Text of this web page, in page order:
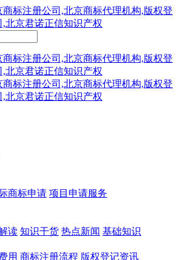
商标申请 项目申请服务
读 知识干货 热点新闻 基础知识
用 商标注册流程 版权登记资讯